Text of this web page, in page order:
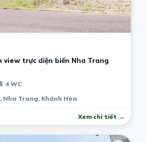
view trực diện biển Nha Trang
4 WC
Nha Trang, Khánh Hòa
Xem chi tiết →